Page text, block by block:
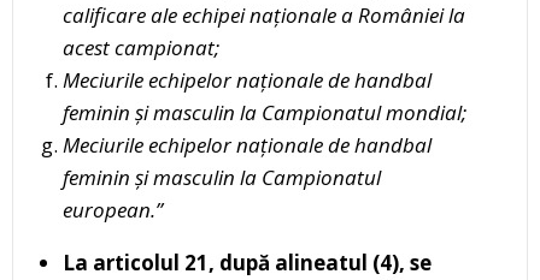
calificare ale echipei naționale a României la
acest campionat;
Meciurile echipelor naționale de handbal
feminin și masculin la Campionatul mondial;
Meciurile echipelor naționale de handbal
feminin și masculin la Campionatul
european.”
La articolul 21, după alineatul (4), se